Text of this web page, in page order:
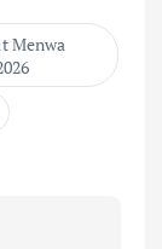
Menwa